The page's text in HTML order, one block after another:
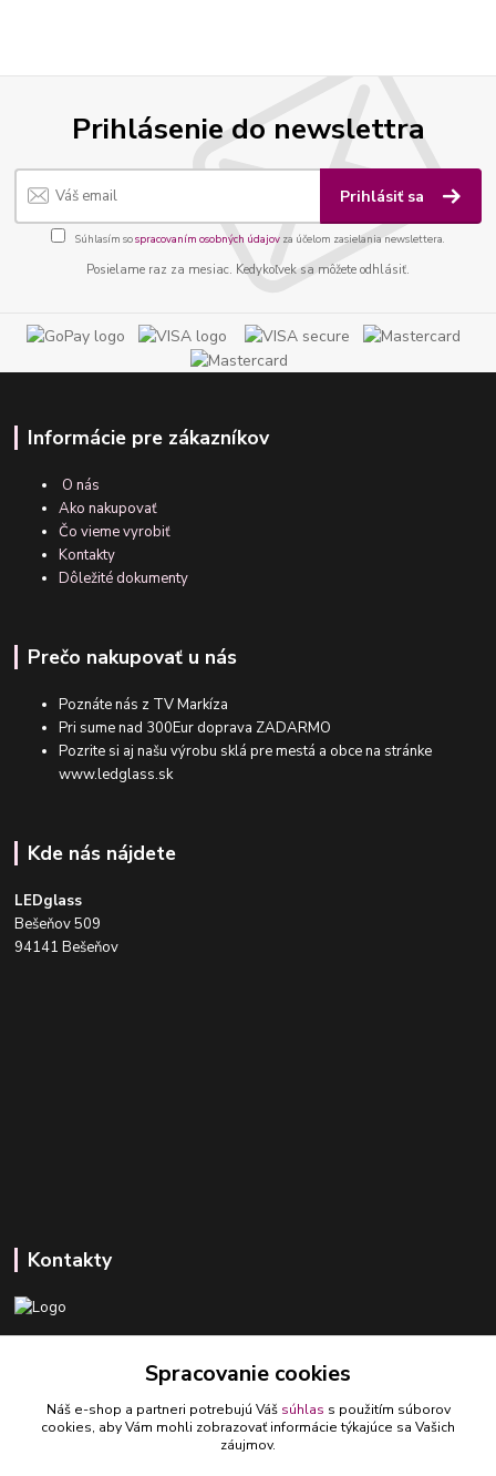
Prihlásenie do newslettra
Prihlásiť sa
Súhlasím sospracovaním osobných údajov za účelom zasielania newslettera.
Posielame raz za mesiac. Kedykoľvek sa môžete odhlásiť.
Informácie pre zákazníkov
O nás
Ako nakupovať
Čo vieme vyrobiť
Kontakty
Dôležité dokumenty
Prečo nakupovať u nás
Poznáte nás z TV Markíza
Pri sume nad 300Eur doprava ZADARMO
Pozrite si aj našu výrobu sklá pre mestá a obce na stránke
www.ledglass.sk
Kde nás nájdete
LEDglass
Bešeňov 509
94141 Bešeňov
Kontakty
ledlumar@ledlumar.sk
Spracovanie cookies
Náš e-shop a partneri potrebujú Váš súhlas s použitím súborov
cookies, aby Vám mohli zobrazovať informácie týkajúce sa Vašich
záujmov.